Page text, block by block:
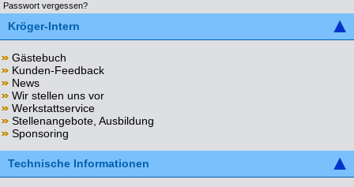
Passwort vergessen?
Kröger-Intern
Gästebuch
Kunden-Feedback
News
Wir stellen uns vor
Werkstattservice
Stellenangebote, Ausbildung
Sponsoring
Technische Informationen